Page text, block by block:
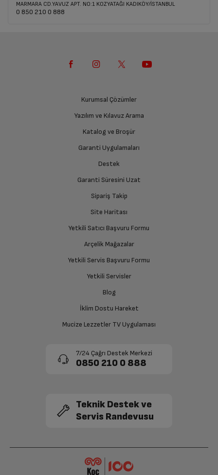
MARMARA CD.YAVUZ APT. NO:1 KOZYATAĞI KADIKÖY/İSTANBUL
0 850 210 0 888
Kurumsal Çözümler
Yazılım ve Kılavuz Arama
Katalog ve Broşür
Garanti Uygulamaları
Destek
Garanti Süresini Uzat
Sipariş Takip
Site Haritası
Yetkili Satıcı Başvuru Formu
Arçelik Mağazalar
Yetkili Servis Başvuru Formu
Yetkili Servisler
Blog
İklim Dostu Hareket
Mucize Lezzetler TV Uygulaması
7/24 Çağrı Destek Merkezi
0850 210 0 888
Teknik Destek ve
Servis Randevusu